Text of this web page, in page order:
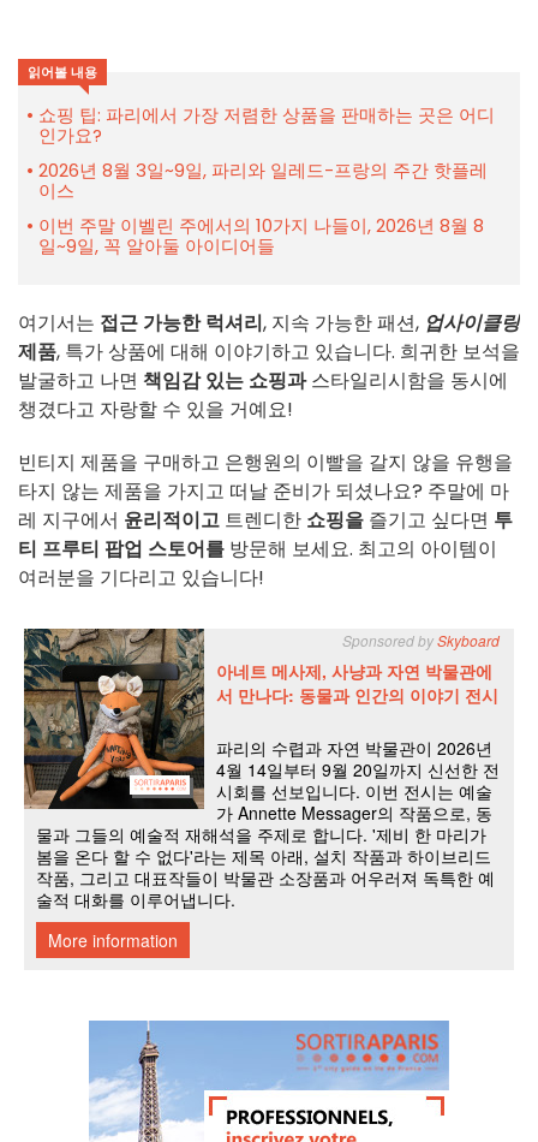
읽어볼 내용
쇼핑 팁: 파리에서 가장 저렴한 상품을 판매하는 곳은 어디
인가요?
2026년 8월 3일~9일, 파리와 일레드-프랑의 주간 핫플레
이스
이번 주말 이벨린 주에서의 10가지 나들이, 2026년 8월 8
일~9일, 꼭 알아둘 아이디어들
여기서는 접근 가능한 럭셔리, 지속 가능한 패션, 업사이클링
제품, 특가 상품에 대해 이야기하고 있습니다. 희귀한 보석을
발굴하고 나면 책임감 있는 쇼핑과스타일리시함을 동시에
챙겼다고 자랑할 수 있을 거예요!
빈티지 제품을 구매하고 은행원의 이빨을 갈지 않을 유행을
타지 않는 제품을 가지고 떠날 준비가 되셨나요? 주말에 마
레 지구에서 윤리적이고 트렌디한 쇼핑을 즐기고 싶다면 투
티 프루티 팝업 스토어를 방문해 보세요. 최고의 아이템이
여러분을 기다리고 있습니다!